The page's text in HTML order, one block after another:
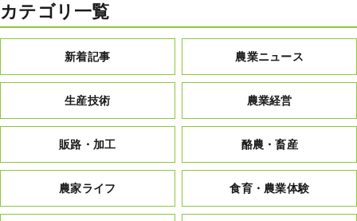
カテゴリ一覧
新着記事 農業ニュース
生産技術 農業経営
販路・加工 酪農・畜産
農家ライフ 食育・農業体験